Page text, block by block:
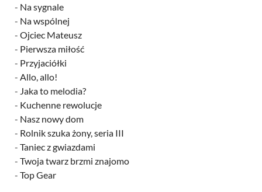
- Na sygnale
- Na wspólnej
- Ojciec Mateusz
- Pierwsza miłość
- Przyjaciółki
- Allo, allo!
- Jaka to melodia?
- Kuchenne rewolucje
- Nasz nowy dom
- Rolnik szuka żony, seria III
- Taniec z gwiazdami
- Twoja twarz brzmi znajomo
- Top Gear